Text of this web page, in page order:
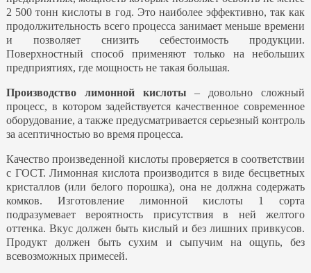
2 500 тонн кислоты в год. Это наиболее эффективно, так как
продолжительность всего процесса занимает меньше времени
и позволяет снизить себестоимость продукции.
Поверхностный способ применяют только на небольших
предприятиях, где мощность не такая большая.
Производство лимонной кислоты – довольно сложный
процесс, в которомзадействуется качественное современное
оборудование, а также предусматривается серьезный контроль
за асептичностьюво время процесса.
Качество произведенной кислоты проверяется в соответствии
с ГОСТ. Лимонная кислота производится в виде бесцветных
кристаллов (или белого порошка), она не должна содержать
комков. Изготовление лимонной кислоты 1 сорта
подразумевает вероятность присутствия в ней желтого
оттенка. Вкус должен быть кислый и без лишних привкусов.
Продукт должен быть сухим и сыпучим на ощупь, без
всевозможных примесей.